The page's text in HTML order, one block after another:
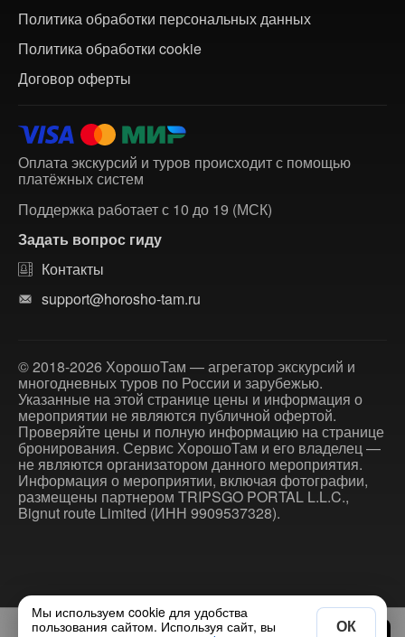
Политика обработки персональных данных
Политика обработки cookie
Договор оферты
Оплата экскурсий и туров происходит с помощью
платёжных систем
Поддержка работает с 10 до 19 (МСК)
Задать вопрос гиду
Контакты
support@horosho-tam.ru
© 2018-2026 ХорошоТам — агрегатор экскурсий и
многодневных туров по России и зарубежью.
Указанные на этой странице цены и информация о
мероприятии не являются публичной офертой.
Проверяйте цены и полную информацию на странице
бронирования. Сервис ХорошоТам и его владелец —
не являются организатором данного мероприятия.
Информация о мероприятии, включая фотографии,
размещены партнером TRIPSGO PORTAL L.L.C.,
Bignut route Limited (ИНН 9909537328).
Мы используем cookie для удобства
пользования сайтом. Используя сайт, вы
ОК